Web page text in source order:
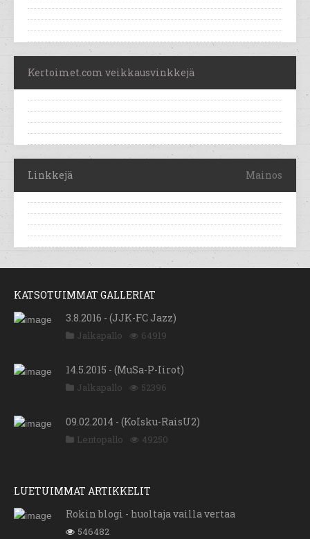
Kertoimet.com veikkausvinkkejä
Linkkejä Mainos
KATSOTUIMMAT GALLERIAT
3.8.2016 - (JJK-FC Jazz)
Jalkapallo 64919
14.5.2015 - (MuSa-P-Iirot)
Jalkapallo 52396
09.02.2014 - (KoIsku-RaisU2)
Lentopallo 49250
LUETUIMMAT ARTIKKELIT
Rokin blogi - huoltaja vailla vertaa
546482